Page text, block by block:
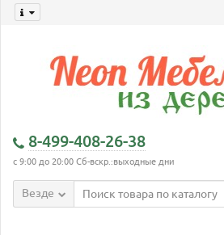
8-499-408-26-38
с 9:00 до 20:00 Сб-вскр.:выходные дни
Везде